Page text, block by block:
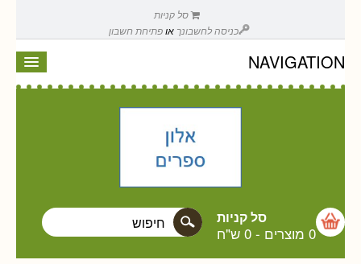
סל קניות
כניסה לחשבונך אופתיחת חשבון
NAVIGATION
סל קניות
0 מוצרים - 0 ש"ח